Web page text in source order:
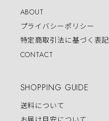
ABOUT
プライバシーポリシー
特定商取引法に基づく表記
CONTACT
SHOPPING GUIDE
送料について